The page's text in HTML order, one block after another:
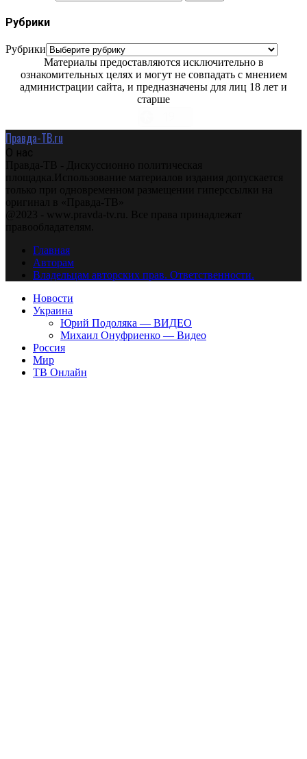
Рубрики
Рубрики
Материалы предоставляются исключительно в
ознакомительных целях и могут не совпадать с мнением
администрации сайта, и предназначены для лиц 18 лет и
старше
Правда-ТВ.ru
О нас
Правда-ТВ - Дискуссионно политическая
площадка.Использование материалов издания допускается
только при одновременном размещении гиперссылки на
оригинал в «Правда-ТВ»
@2023 - www.pravda-tv.ru. Все права принадлежат
правообладателям.
Главная
Авторам
Владельцам авторских прав. Ответственности.
Новости
Украина
Юрий Подоляка — ВИДЕО
Михаил Онуфриенко — Видео
Россия
Мир
ТВ Онлайн